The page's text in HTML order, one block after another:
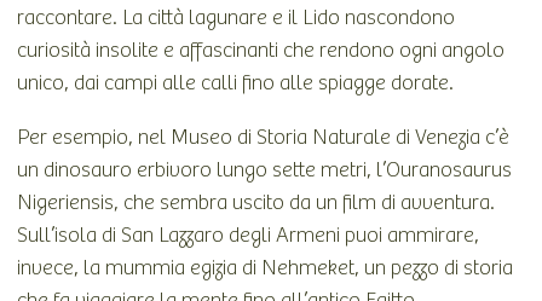
raccontare. La città lagunare e il Lido nascondono
curiosità insolite e affascinanti che rendono ogni angolo
unico, dai campi alle calli fino alle spiagge dorate.
Per esempio, nel Museo di Storia Naturale di Venezia c’è
un dinosauro erbivoro lungo sette metri, l’Ouranosaurus
Nigeriensis, che sembra uscito da un film di avventura.
Sull’isola di San Lazzaro degli Armeni puoi ammirare,
invece, la mummia egizia di Nehmeket, un pezzo di storia